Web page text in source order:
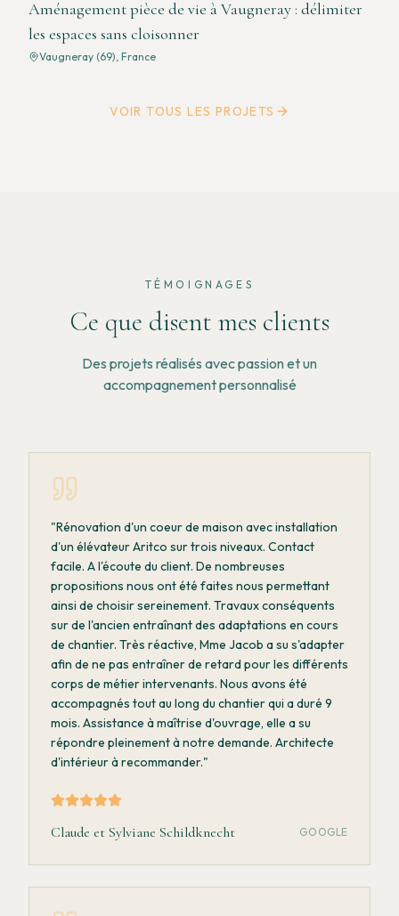
Aménagement pièce de vie à Vaugneray : délimiter
les espaces sans cloisonner
Vaugneray (69), France
VOIR TOUS LES PROJETS
TÉMOIGNAGES
Ce que disent mes clients
Des projets réalisés avec passion et un
accompagnement personnalisé
"Rénovation d'un coeur de maison avec installation
d'un élévateur Aritco sur trois niveaux. Contact
facile. A l'écoute du client. De nombreuses
propositions nous ont été faites nous permettant
ainsi de choisir sereinement. Travaux conséquents
sur de l'ancien entraînant des adaptations en cours
de chantier. Très réactive, Mme Jacob a su s'adapter
afin de ne pas entraîner de retard pour les différents
corps de métier intervenants. Nous avons été
accompagnés tout au long du chantier qui a duré 9
mois. Assistance à maîtrise d'ouvrage, elle a su
répondre pleinement à notre demande. Architecte
d'intérieur à recommander."
Claude et Sylviane Schildknecht GOOGLE